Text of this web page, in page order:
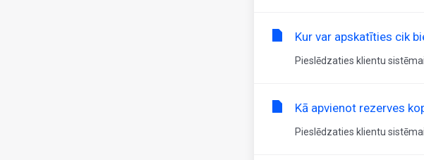
Kur var apskatīties cik
Pieslēdzaties klientu
Kā apvienot rezerves
Pieslēdzaties klientu